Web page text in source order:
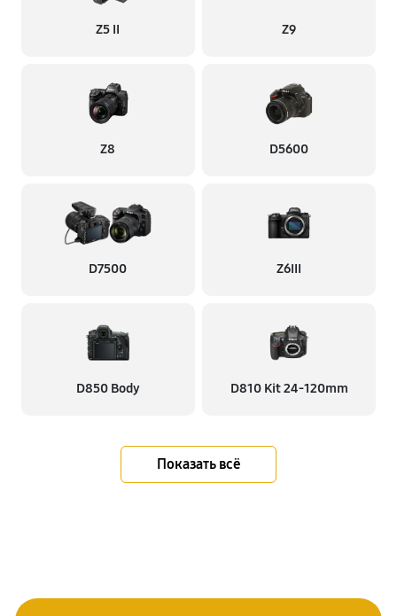
Z5 II Z9
Z8 D5600
D7500 Z6III
D850 Body D810 Kit 24-120mm
Показать всё